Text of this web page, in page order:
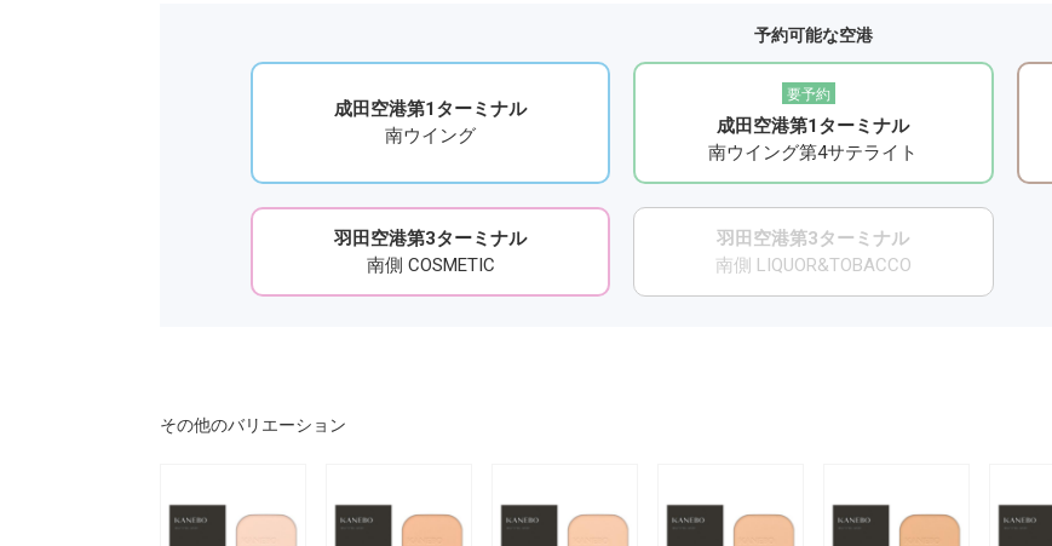
予約可能な空港
成田空港第1ターミナル
南ウイング
要予約
成田空港第1ターミナル
南ウイング第4サテライト
羽田空港第3ターミナル
南側 COSMETIC
羽田空港第3ターミナル
南側 LIQUOR&TOBACCO
その他のバリエーション